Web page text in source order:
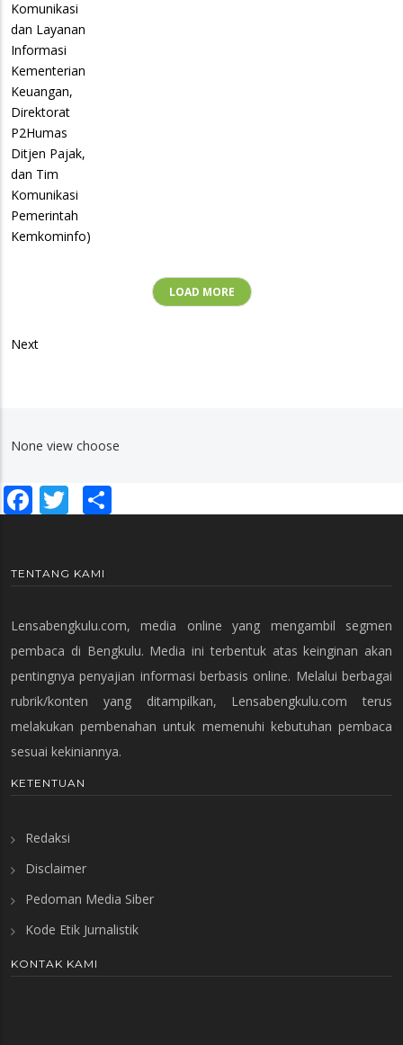
LOAD MORE
Next
None view choose
Facebook
Twitter
TENTANG KAMI
Lensabengkulu.com, media online yang mengambil segmen
pembaca di Bengkulu. Media ini terbentuk atas keinginan akan
pentingnya penyajian informasi berbasis online. Melalui berbagai
rubrik/konten yang ditampilkan, Lensabengkulu.com terus
melakukan pembenahan untuk memenuhi kebutuhan pembaca
sesuai kekiniannya.
KETENTUAN
Redaksi
Disclaimer
Pedoman Media Siber
Kode Etik Jurnalistik
KONTAK KAMI